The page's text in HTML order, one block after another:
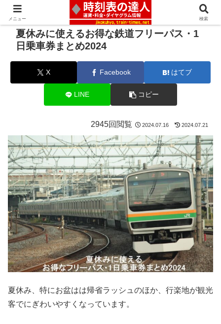
夏休みに使えるお得な鉄道フリーパス・1
日乗車券まとめ2024
X Facebook はてブ
LINE コピー
2945回閲覧 2024.07.16 2024.07.21
夏休み、特にお盆はは帰省ラッシュのほか、行楽地が観光
客でにぎわいやすくなっています。
メニュー 検索